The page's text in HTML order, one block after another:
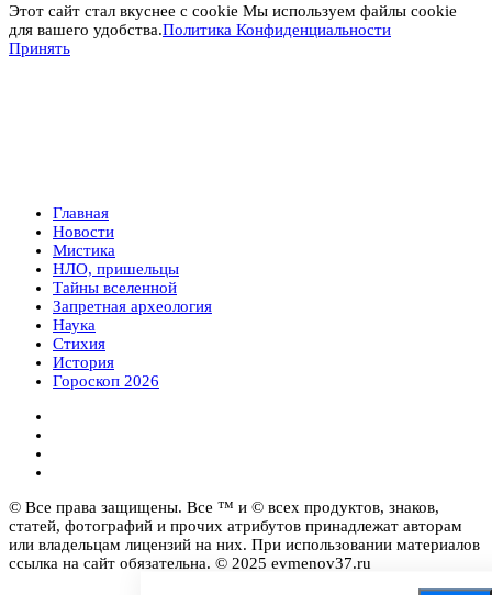
Этот сайт стал вкуснее с cookie Мы используем файлы cookie
для вашего удобства.Политика Конфиденциальности
Принять
Главная
Новости
Мистика
НЛО, пришельцы
Тайны вселенной
Запретная археология
Наука
Стихия
История
Гороскоп 2026
© Все права защищены. Все ™ и © всех продуктов, знаков,
статей, фотографий и прочих атрибутов принадлежат авторам
или владельцам лицензий на них. При использовании материалов
ссылка на сайт обязательна. © 2025 evmenov37.ru